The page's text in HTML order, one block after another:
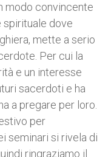
modo convincente
spirituale dove
mette a serio
Per cui la
e un interesse
sacerdoti e ha
a pregare per loro.
per
seminari si rivela di
ringraziamo il